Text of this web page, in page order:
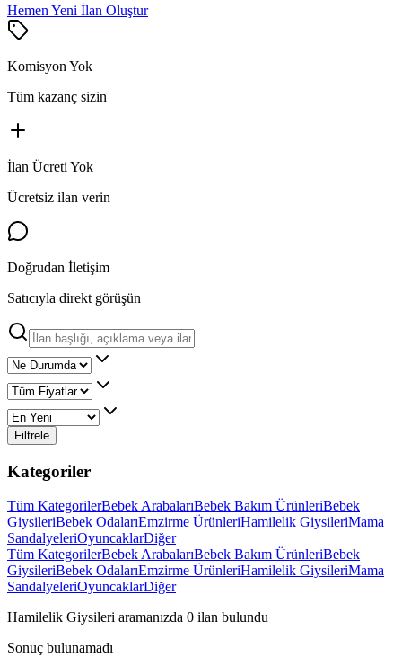
Hemen Yeni İlan Oluştur
Komisyon Yok
Tüm kazanç sizin
İlan Ücreti Yok
Ücretsiz ilan verin
Doğrudan İletişim
Satıcıyla direkt görüşün
Filtrele
Kategoriler
Tüm KategorilerBebek ArabalarıBebek Bakım ÜrünleriBebek
GiysileriBebek OdalarıEmzirme ÜrünleriHamilelik GiysileriMama
SandalyeleriOyuncaklarDiğer
Tüm KategorilerBebek ArabalarıBebek Bakım ÜrünleriBebek
GiysileriBebek OdalarıEmzirme ÜrünleriHamilelik GiysileriMama
SandalyeleriOyuncaklarDiğer
Hamilelik Giysileri aramanızda 0 ilan bulundu
Sonuç bulunamadı